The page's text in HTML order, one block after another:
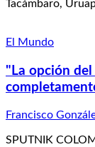
Tacámbaro,
El Mundo
"La opción
Francisco
SPUTNIK